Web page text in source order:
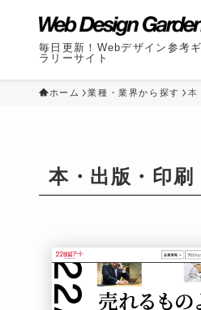
毎日更新！Webデザイン参考
ラリーサイト
ホーム 業種・業界から探す 本
本・出版・印刷